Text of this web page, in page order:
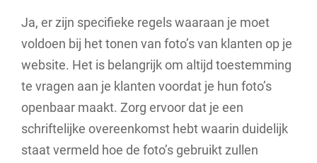
Ja, er zijn specifieke regels waaraan je moet
voldoen bij het tonen van foto’s van klanten op je
website. Het is belangrijk om altijd toestemming
te vragen aan je klanten voordat je hun foto’s
openbaar maakt. Zorg ervoor dat je een
schriftelijke overeenkomst hebt waarin duidelijk
staat vermeld hoe de foto’s gebruikt zullen